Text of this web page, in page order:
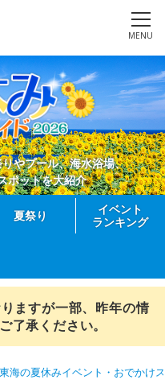
MENU
やプール、海水浴場、
ポットを大紹介
夏祭り
イベント
ランキング
ますが一部、昨年の情
了承ください。
東海の夏休みイベント・おでかけ